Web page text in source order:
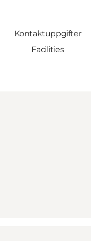
Kontaktuppgifter
Facilities